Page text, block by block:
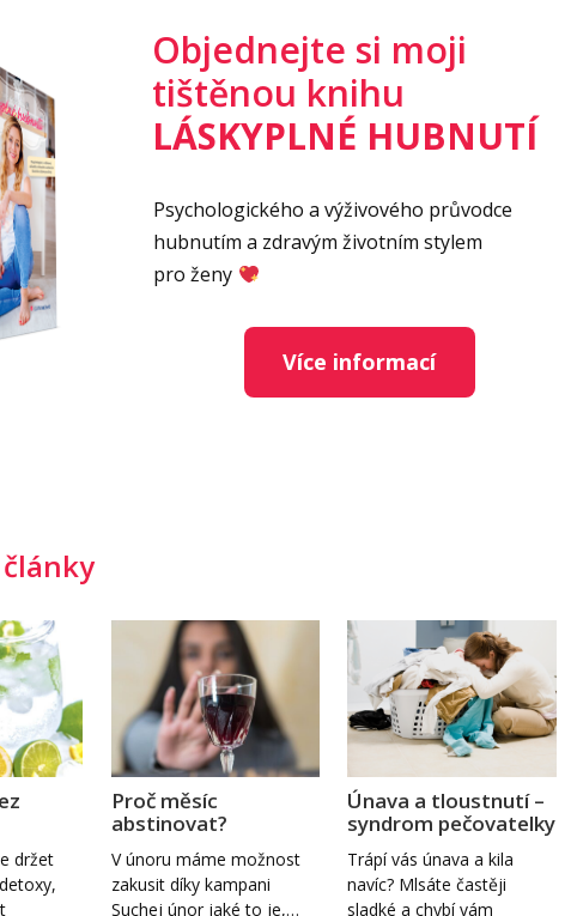
Objednejte si moji
tištěnou knihu
LÁSKYPLNÉ HUBNUTÍ
Psychologického a výživového průvodce
hubnutím a zdravým životním stylem
pro ženy
Více informací
držet
Proč měsíc
abstinovat?
V únoru máme možnost
zakusit díky kampani
Suchej únor jaké to je,…
Únava a tloustnutí –
syndrom pečovatelky
Trápí vás únava a kila
navíc? Mlsáte častěji
sladké a chybí vám